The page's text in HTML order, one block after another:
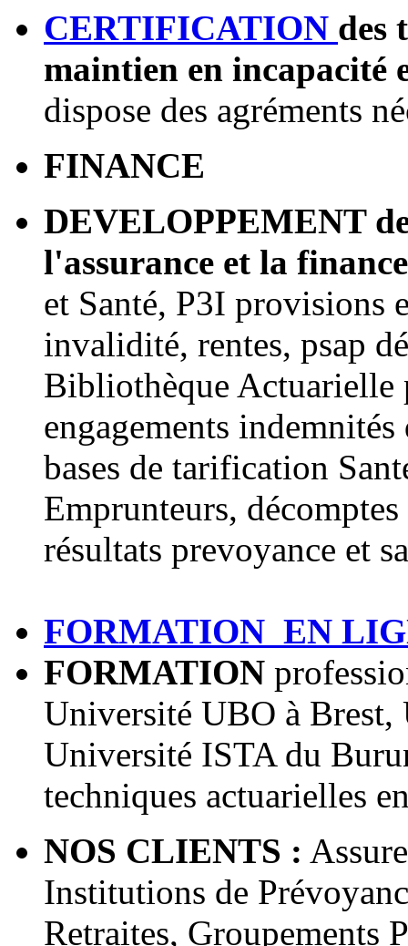
CERTIFICATION des
maintien en incapacité
dispose des agréments
FINANCE
DEVELOPPEMENT
l'assurance et la
et Santé, P3I provisions
invalidité, rentes, psap
Bibliothèque Actuarielle
engagements
bases de tarification
Emprunteurs,
résultats prevoyance et
FORMATION EN
FORMATION
Université UBO à
Université ISTA du
techniques actuarielles
NOS CLIENTS :
Institutions de
Retraites, Groupements